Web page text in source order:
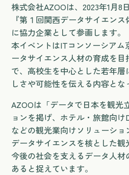
株式会社AZOOは、2023年1月8
『第１回関西データサイエンス
に協力企業として参画します。
本イベントはITコンソーシア
ータサイエンス人材の育成を
で、高校生を中心とした若年
しさや可能性を伝える内容とな
AZOOは「データで日本を観光
ョンを掲げ、ホテル・旅館向け
などの観光業向けソリューショ
データサイエンスを核とした観
今後の社会を支えるデータ人
あると捉えています。